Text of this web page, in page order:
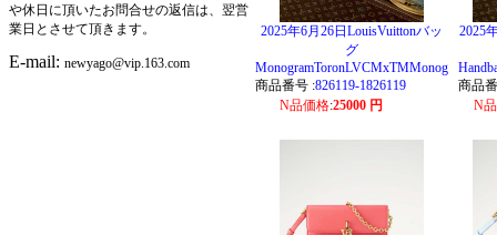
や休日に頂いたお問合せの返信は、翌営
業日とさせて頂きます。
E-mail:newyago@vip.163.com
2025年6月26日LouisVuittonバッ
グ
MonogramToronLVCMxTMMonog
商品番号 :826119-1826119
N品価格:25000 円
2025
商品
N